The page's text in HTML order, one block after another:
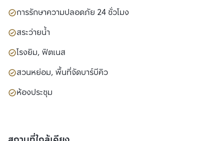
การรักษาความปลอดภัย 24 ชั่วโมง
สระว่ายน้ำ
โรงยิม, ฟิตเนส
สวนหย่อม, พื้นที่จัดบาร์บีคิว
ห้องประชุม